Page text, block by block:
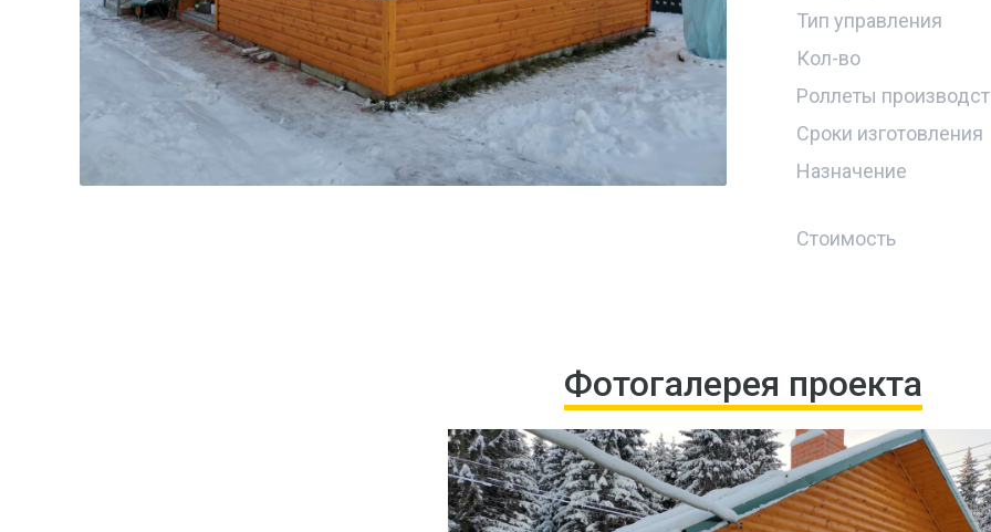
Тип управления
Кол-во
Роллеты
Сроки изготовления
Назначение
Стоимость
Фотогалерея проекта